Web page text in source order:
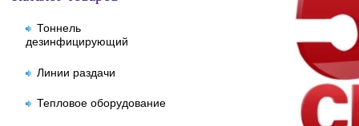
Тоннель
дезинфицирующий
Линии раздачи
Тепловое оборудование